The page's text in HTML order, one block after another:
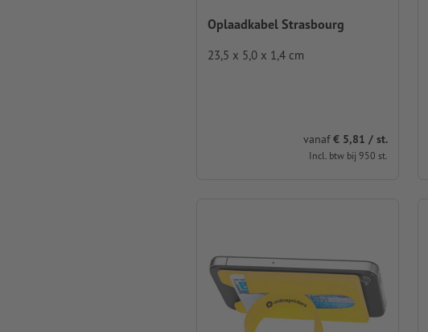
Oplaadkabel Strasbourg
23,5 x 5,0 x 1,4 cm
vanaf€ 5,81 / st.
Incl. btw bij 950 st.